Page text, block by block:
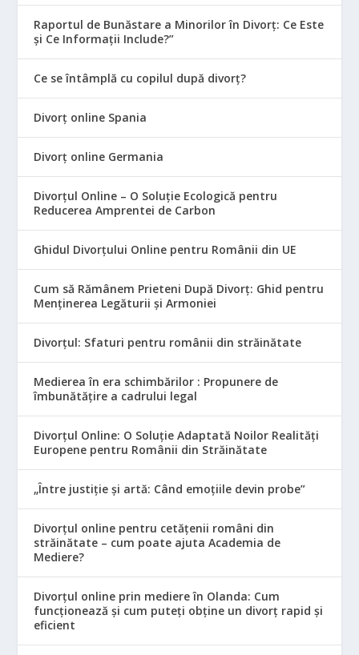
Raportul de Bunăstare a Minorilor în Divorț: Ce Este
și Ce Informații Include?”
Ce se întâmplă cu copilul după divorț?
Divorț online Spania
Divorț online Germania
Divorțul Online – O Soluție Ecologică pentru
Reducerea Amprentei de Carbon
Ghidul Divorțului Online pentru Românii din UE
Cum să Rămânem Prieteni După Divorț: Ghid pentru
Menținerea Legăturii și Armoniei
Divorțul: Sfaturi pentru românii din străinătate
Medierea în era schimbărilor : Propunere de
îmbunătățire a cadrului legal
Divorțul Online: O Soluție Adaptată Noilor Realități
Europene pentru Românii din Străinătate
„Între justiție și artă: Când emoțiile devin probe”
Divorțul online pentru cetățenii români din
străinătate – cum poate ajuta Academia de
Mediere?
Divorțul online prin mediere în Olanda: Cum
funcționează și cum puteți obține un divorț rapid și
eficient